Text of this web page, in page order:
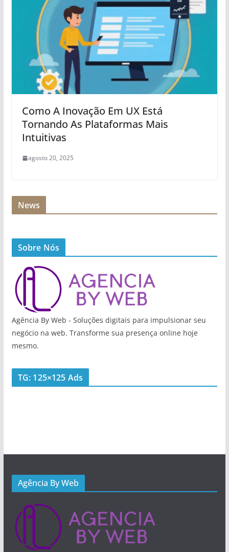
Como A Inovação Em UX Está
Tornando As Plataformas Mais
Intuitivas
agosto 20, 2025
News
Sobre Nós
Agência By Web - Soluções digitais para impulsionar seu
negócio na web. Transforme sua presença online hoje
mesmo.
TG: 125×125 Ads
Agência By Web